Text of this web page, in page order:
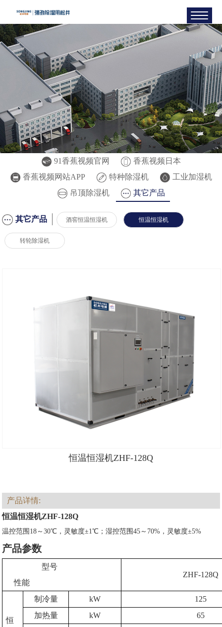
91香蕉视频官网
香蕉视频日本
香蕉视频网站APP
特种除湿机
工业加湿机
吊顶除湿机
其它产品
其它产品 酒窖恒温恒湿机 恒温恒湿机
转轮除湿机
恒温恒湿机ZHF-128Q
产品详情:
恒温恒湿机ZHF-128Q
温控范围18～30℃，灵敏度±1℃；湿控范围45～70%，灵敏度±5%
产品参数
型号
性能
ZHF-128Q
恒
制冷量 kW
125
加热量
kW
65